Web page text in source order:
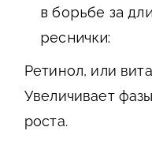
в борьбе за
реснички:
Ретинол, или
Увеличивает
роста.